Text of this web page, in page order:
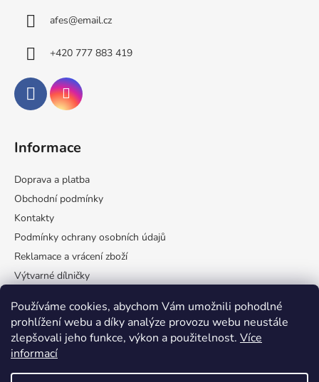
Používáme cookies, abychom Vám umožnili pohodlné
prohlížení webu a díky analýze provozu webu neustále
zlepšovali jeho funkce, výkon a použitelnost. Více
informací
afes@email.cz
+420 777 883 419
Informace
Doprava a platba
Obchodní podmínky
Kontakty
Podmínky ochrany osobních údajů
Reklamace a vrácení zboží
Výtvarné dílničky
Spolupráce s Afes
Přijímáme online platby